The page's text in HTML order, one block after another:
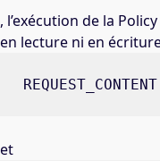
, l’exécution de la
en lecture ni en
REQUEST_CONTENT
et